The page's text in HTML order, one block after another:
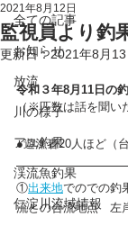
全ての記事
お知らせ
放流
川の様子
アユ釣果
渓流魚釣果
仁淀川流域情報
監視員より釣
2021年8月12日
更新日：2021年8月13
令和３年8月11日の
（※匹数は話を聞い
●遊漁者20人ほど（
①出来地でのでの釣
流との合流地点　左